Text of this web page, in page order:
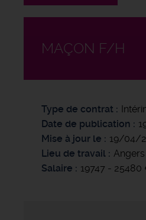
MAÇON F/H
Type de contrat
Date de publication
Mise à jour le
19/04/
Lieu de travail
Angers
Salaire
19747 -